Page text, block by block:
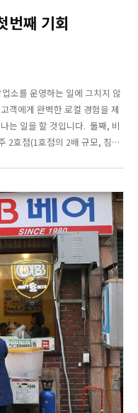
번째 기회
소를 운영하는 일에 그치지 않
객에게 완벽한 로컬 경험을 제
는 일을 할 것입니다. 둘째, 비
2호점(1호점의 2배 규모, 침대
것입니다. 셋째, 성장 1호점 뿐
니다. 당신과 더불어 최고의 팀
성장할 것입니다.